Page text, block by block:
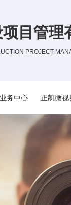
目管理
PROJECT
业务中心 正凯微视